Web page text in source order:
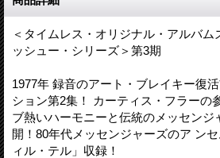
＜タイムレス・オリジナル・アルバム
ッシュー・シリーズ＞第3期
1977年 録音のアート・ブレイキー復
ション第2集！ カーティス・フラーの
ブ熱いハーモニーと伝統のメッセンジ
開！80年代メッセンジャーズのア ン
ィル・テル」収録！